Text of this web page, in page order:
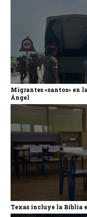
Migrantes «santos» en
Ángel
Texas incluye la Biblia